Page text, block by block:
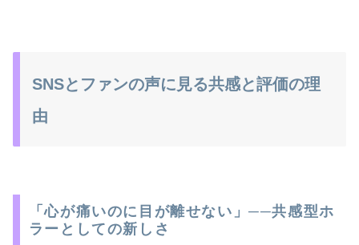
SNSとファンの声に見る共感と評価の理
由
「心が痛いのに目が離せない」──共感型ホ
ラーとしての新しさ